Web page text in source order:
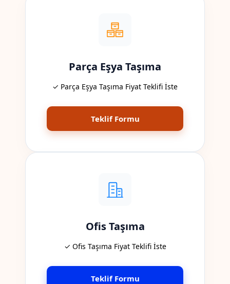
Parça Eşya Taşıma
✓ Parça Eşya Taşıma Fiyat Teklifi İste
Teklif Formu
Ofis Taşıma
✓ Ofis Taşıma Fiyat Teklifi İste
Teklif Formu